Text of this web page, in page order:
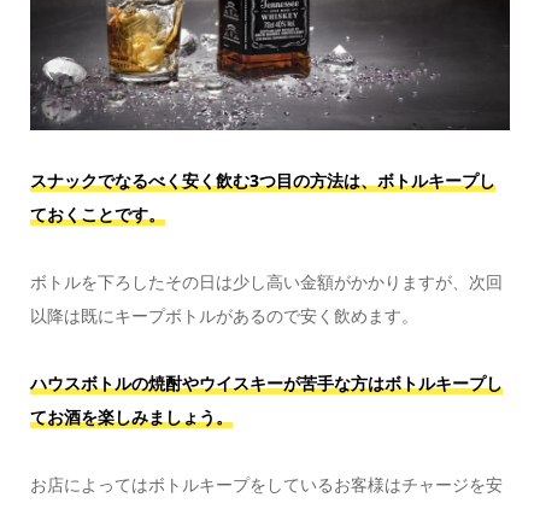
スナックでなるべく安く飲む3つ目の方法は、ボトルキープし
ておくことです。
ボトルを下ろしたその日は少し高い金額がかかりますが、次回
以降は既にキープボトルがあるので安く飲めます。
ハウスボトルの焼酎やウイスキーが苦手な方はボトルキープし
てお酒を楽しみましょう。
お店によってはボトルキープをしているお客様はチャージを安